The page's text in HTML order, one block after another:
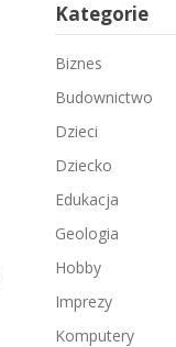
Kategorie
Biznes
Budownictwo
Dzieci
Dziecko
Edukacja
Geologia
Hobby
Imprezy
Komputery